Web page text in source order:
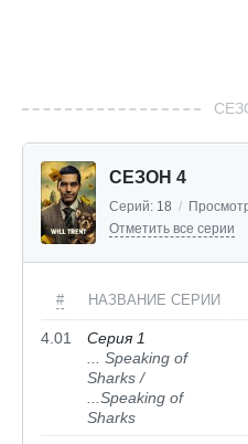
СЕЗОН 4
Серий: 18 /
Отметить все серии
# НАЗВАНИЕ СЕРИИ
4.01
Серия 1
... Speaking of
Sharks /
...Speaking of
Sharks